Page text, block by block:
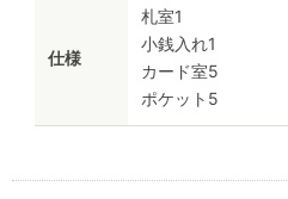
仕様
札室1
小銭入れ1
カード室5
ポケット5